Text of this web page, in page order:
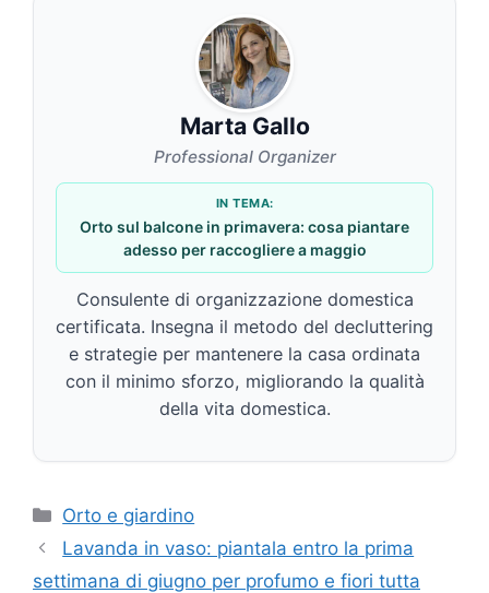
Marta Gallo
Professional Organizer
IN TEMA:
Orto sul balcone in primavera: cosa piantare
adesso per raccogliere a maggio
Consulente di organizzazione domestica
certificata. Insegna il metodo del decluttering
e strategie per mantenere la casa ordinata
con il minimo sforzo, migliorando la qualità
della vita domestica.
Categorie
Orto e giardino
Lavanda in vaso: piantala entro la prima
settimana di giugno per profumo e fiori tutta